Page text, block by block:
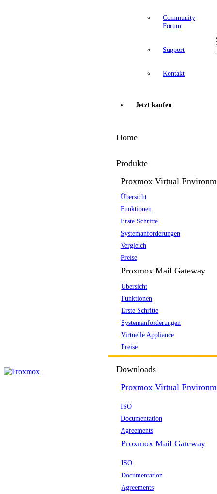
Community
Forum
Support
Kontakt
Jetzt kaufen
Home
Produkte
Proxmox Virtual
Übersicht
Funktionen
Erste Schritte
Systemanforderungen
Vergleich
Preise
Proxmox Mail Gateway
Übersicht
Funktionen
Erste Schritte
Systemanforderungen
Virtuelle Appliance
Preise
Downloads
Proxmox Virtual
ISO
Documentation
Agreements
Proxmox Mail Gateway
ISO
Documentation
Agreements